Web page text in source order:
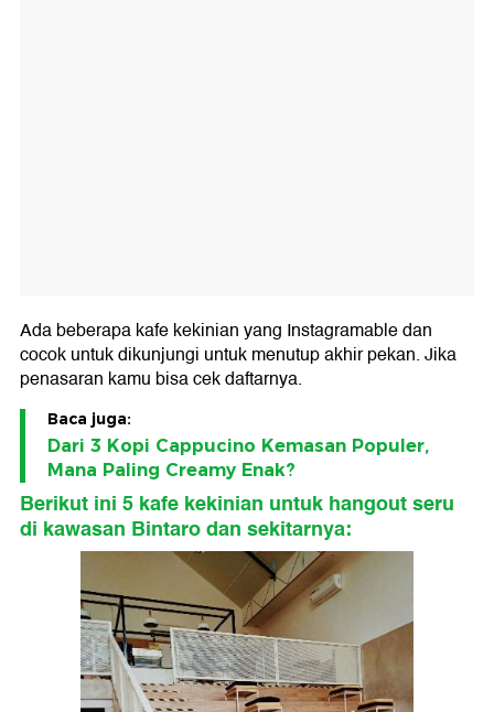
Ada beberapa kafe kekinian yang Instagramable dan
cocok untuk dikunjungi untuk menutup akhir pekan. Jika
penasaran kamu bisa cek daftarnya.
Baca juga:
Dari 3 Kopi Cappucino Kemasan Populer,
Mana Paling Creamy Enak?
Berikut ini 5 kafe kekinian untuk hangout seru
di kawasan Bintaro dan sekitarnya: